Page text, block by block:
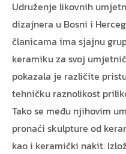
Udruženje likovnih
dizajnera u Bosni i
članicama ima sjajnu
keramiku za svoj
pokazala je različite
tehničku raznolikost
Tako se među njihovim
pronaći skulpture od
kao i keramički nakit.